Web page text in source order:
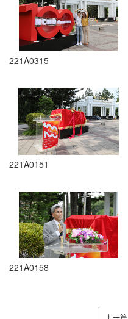
221A0315
221A0151
221A0158